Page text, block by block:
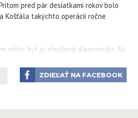
pred pár desiatkami rokov bolo
Košťála takýchto operácii ročne
môže byť aj zlepšená diagnostika. Ak
ho vyšetrí. Ak zistí, že ide o útlak
pacient ide k chirurgovi.
ZDIEĽAŤ NA FACEBOOK